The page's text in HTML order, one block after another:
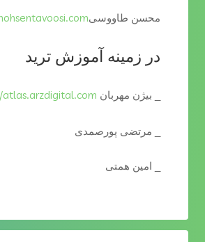
محسن طاووسی
در زمینه آموزش ترید
_ بیژن مهربان
_ مرتضی پورصمدی
_ امین همتی